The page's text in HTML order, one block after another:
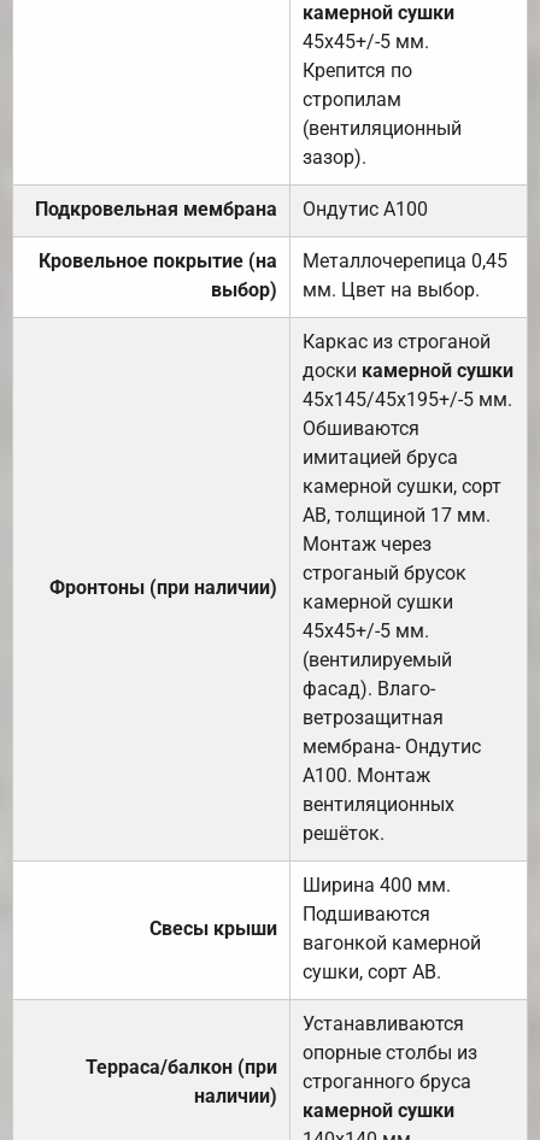
камерной сушки
45х45+/-5 мм.
Крепится по
стропилам
(вентиляционный
зазор).
Подкровельная мембрана Ондутис А100
Кровельное покрытие (на
выбор)
Металлочерепица 0,45
мм. Цвет на выбор.
Фронтоны (при наличии)
Каркас из строганой
доски камерной сушки
45х145/45х195+/-5 мм.
Обшиваются
имитацией бруса
камерной сушки, сорт
АВ, толщиной 17 мм.
Монтаж через
строганый брусок
камерной сушки
45х45+/-5 мм.
(вентилируемый
фасад). Влаго-
ветрозащитная
мембрана- Ондутис
А100. Монтаж
вентиляционных
решёток.
Свесы крыши
Ширина 400 мм.
Подшиваются
вагонкой камерной
сушки, сорт АВ.
Терраса/балкон (при
наличии)
Устанавливаются
опорные столбы из
строганного бруса
камерной сушки